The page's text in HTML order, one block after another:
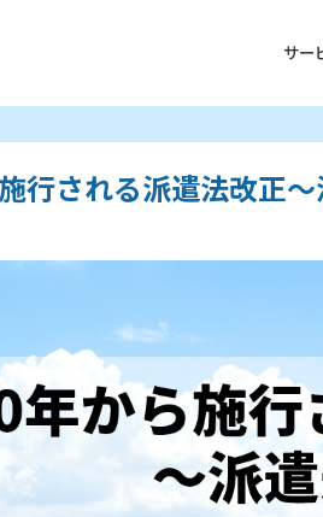
サー
行される派遣法改正